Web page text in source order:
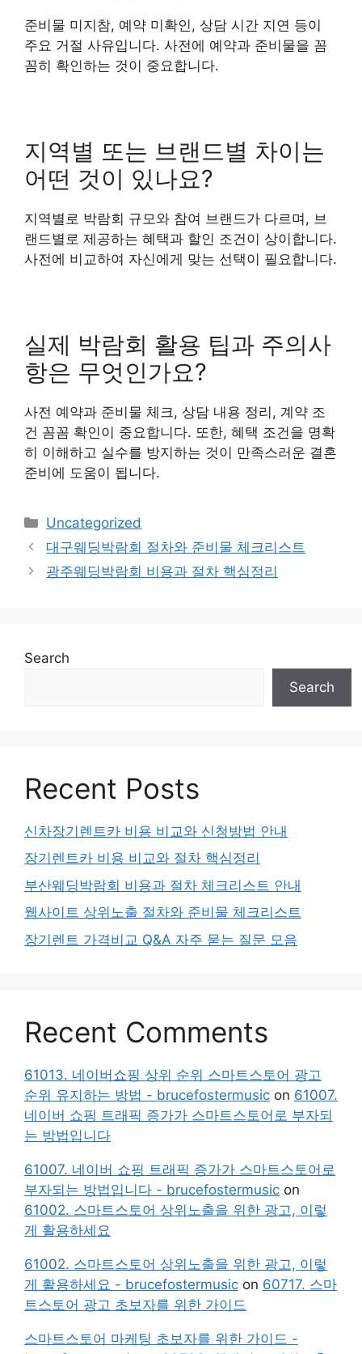
준비물 미지참, 예약 미확인, 상담 시간 지연 등이
주요 거절 사유입니다. 사전에 예약과 준비물을 꼼
꼼히 확인하는 것이 중요합니다.
지역별 또는 브랜드별 차이는
어떤 것이 있나요?
지역별로 박람회 규모와 참여 브랜드가 다르며, 브
랜드별로 제공하는 혜택과 할인 조건이 상이합니다.
사전에 비교하여 자신에게 맞는 선택이 필요합니다.
실제 박람회 활용 팁과 주의사
항은 무엇인가요?
사전 예약과 준비물 체크, 상담 내용 정리, 계약 조
건 꼼꼼 확인이 중요합니다. 또한, 혜택 조건을 명확
히 이해하고 실수를 방지하는 것이 만족스러운 결혼
준비에 도움이 됩니다.
Categories
Uncategorized
대구웨딩박람회 절차와 준비물 체크리스트
광주웨딩박람회 비용과 절차 핵심정리
Search
Search
Recent Posts
신차장기렌트카 비용 비교와 신청방법 안내
장기렌트카 비용 비교와 절차 핵심정리
부산웨딩박람회 비용과 절차 체크리스트 안내
웹사이트 상위노출 절차와 준비물 체크리스트
장기렌트 가격비교 Q&A 자주 묻는 질문 모음
Recent Comments
61013. 네이버쇼핑 상위 순위 스마트스토어 광고
순위 유지하는 방법 - brucefostermusic on 61007.
네이버 쇼핑 트래픽 증가가 스마트스토어로 부자되
는 방법입니다
61007. 네이버 쇼핑 트래픽 증가가 스마트스토어로
부자되는 방법입니다 - brucefostermusic on
61002. 스마트스토어 상위노출을 위한 광고, 이렇
게 활용하세요
61002. 스마트스토어 상위노출을 위한 광고, 이렇
게 활용하세요 - brucefostermusic on 60717. 스마
트스토어 광고 초보자를 위한 가이드
스마트스토어 마케팅 초보자를 위한 가이드 -